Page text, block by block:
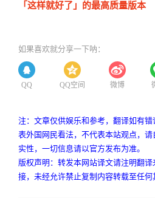
「这样就好了」的最高质量版本
如果喜欢就分享一下呐：
QQ QQ空间 微博
注：文章仅供娱乐和参考，翻译如有
表外国网民看法，不代表本站观点，
实性，一切信息请以官方发布为准。
版权声明：转发本网站译文请注明翻
接，未经允许禁止复制内容转载至任何